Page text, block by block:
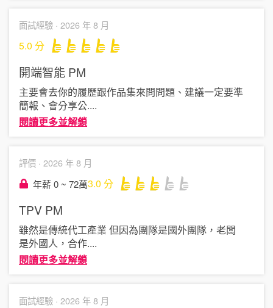
面試經驗 · 2026 年 8 月
5.0 分
開端智能 PM
主要會去你的履歷跟作品集來問問題、建議一定要準
簡報、會分享公....
閱讀更多並解鎖
評價 · 2026 年 8 月
年薪 0 ~ 72萬3.0 分
TPV PM
雖然是傳統代工產業 但因為團隊是國外團隊，老闆
是外國人，合作....
閱讀更多並解鎖
面試經驗 · 2026 年 8 月